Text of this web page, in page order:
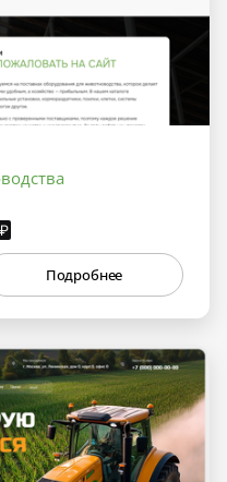
₽
Подробнее